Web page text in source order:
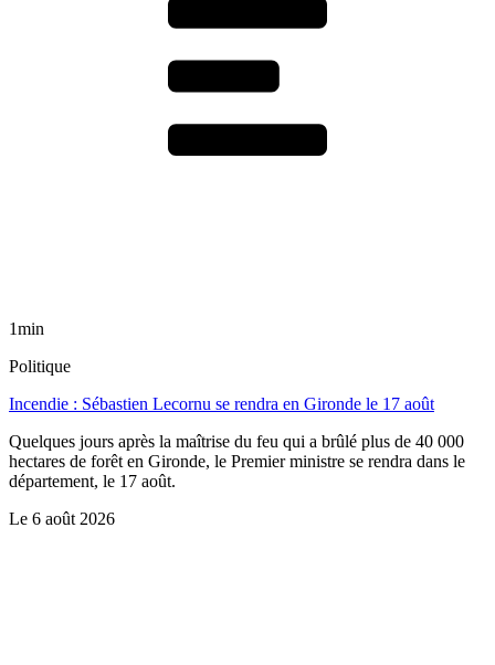
1min
Politique
Incendie : Sébastien Lecornu se rendra en Gironde le 17 août
Quelques jours après la maîtrise du feu qui a brûlé plus de 40 000
hectares de forêt en Gironde, le Premier ministre se rendra dans le
département, le 17 août.
Le 6 août 2026